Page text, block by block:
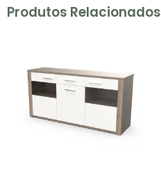
Produtos Relacionados